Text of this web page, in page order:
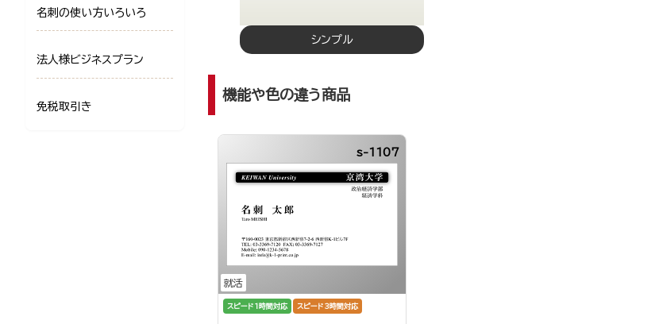
シンプル
機能や色の違う商品
就活
s-1107
スピード1時間対応 スピード3時間対応
名刺の使い方いろいろ
法人様ビジネスプラン
免税取引き